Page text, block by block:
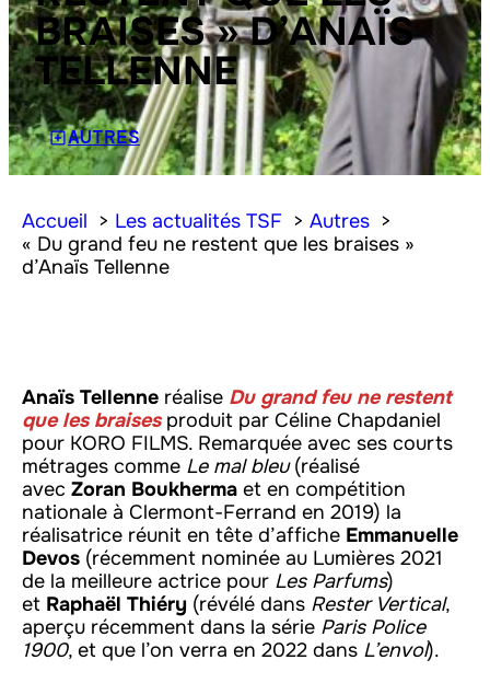
BRAISES » D’ANAÏS
TELLENNE
AUTRES
Accueil Les actualités TSF
Autres
« Du grand feu ne restent que les braises »
d’Anaïs Tellenne
Anaïs Tellenne réalise Du grand feu ne restent
que les braisesproduit par Céline Chapdaniel
pour KORO FILMS. Remarquée avec ses courts
métrages comme Le mal bleu(réalisé
avec Zoran Boukherma et en compétition
nationale à Clermont-Ferrand en 2019) la
réalisatrice réunit en tête d’affiche Emmanuelle
Devos (récemment nominée au Lumières 2021
de la meilleure actrice pour Les Parfums)
et Raphaël Thiéry (révélé dans Rester Vertical,
aperçu récemment dans la série Paris Police
1900, et que l’on verra en 2022 dans L’envol).